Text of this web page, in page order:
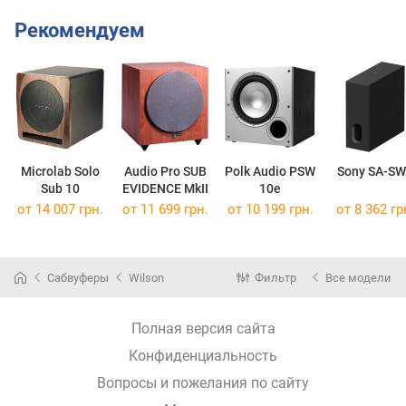
Рекомендуем
Microlab Solo
Sub 10
Audio Pro SUB
EVIDENCE MkII
Polk Audio PSW
10e
Sony SA-
от 14 007 грн. от 11 699 грн. от 10 199 грн. от 8 362
Сабвуферы Wilson Фильтр Все модели
Полная версия сайта
Конфиденциальность
Вопросы и пожелания по сайту